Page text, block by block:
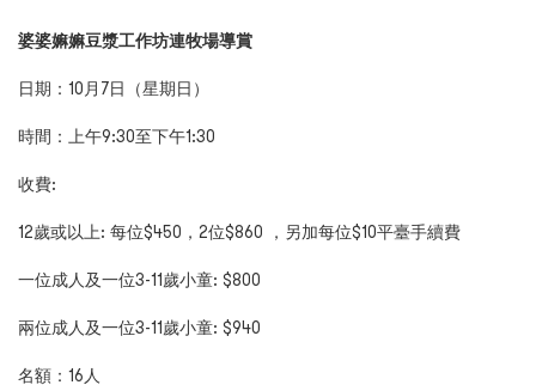
婆婆嫲嫲豆漿工作坊連牧場導賞
日期： 10月 7日（星期日 ）
時間 ：上午9:30至下午1:30
收費:
12歲或以上: 每位$450，2位$860 ，另加每位$10平臺手續費
一位成人及一位3-11歲小童: $800
兩位成人及一位3-11歲小童: $940
名額： 16人